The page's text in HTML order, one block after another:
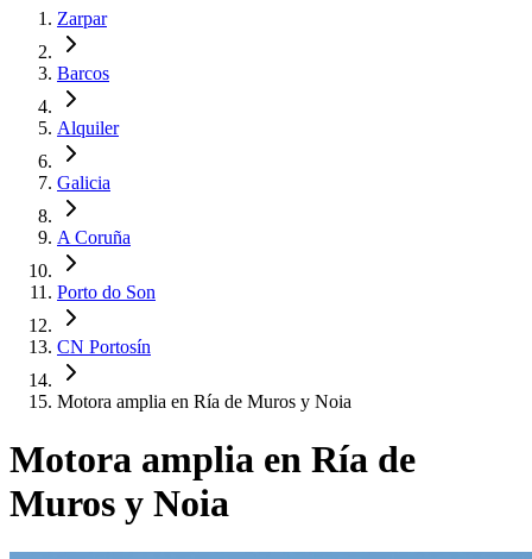
Zarpar
Barcos
Alquiler
Galicia
A Coruña
Porto do Son
CN Portosín
Motora amplia en Ría de Muros y Noia
Motora amplia en Ría de
Muros y Noia